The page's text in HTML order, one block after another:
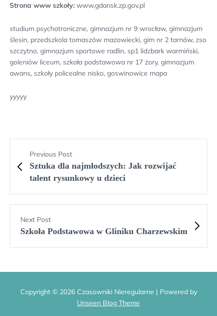
Strona www szkoły: www.gdansk.zp.gov.pl
studium psychotroniczne, gimnazjum nr 9 wrocław, gimnazjum
ślesin, przedszkola tomaszów mazowiecki, gim nr 2 tarnów, zso
szczytno, gimnazjum sportowe radlin, sp1 lidzbark warmiński,
goleniów liceum, szkoła podstawowa nr 17 żory, gimnazjum
awans, szkoły policealne nisko, goswinowice mapa
yyyyy
Previous Post
Sztuka dla najmłodszych: Jak rozwijać
talent rysunkowy u dzieci
Next Post
Szkoła Podstawowa w Gliniku Charzewskim
Copyright © 2026 Czasowniki Nieregularne | Powered by
Unseen Blog Theme